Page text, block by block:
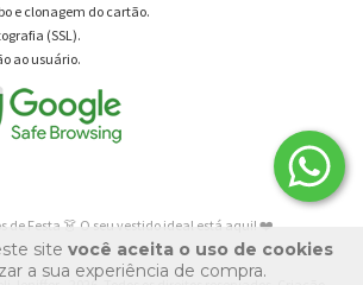
site você aceita o uso de cookies
a sua experiência de compra.
e clonagem do cartão.
(SSL).
ao usuário.
de Festa 👗 O seu vestido ideal está aqui! ❤️